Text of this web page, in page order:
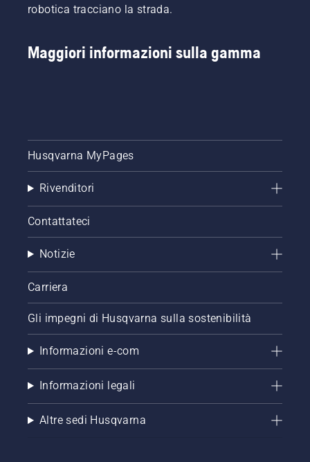
robotica tracciano la strada.
Maggiori informazioni sulla gamma
Husqvarna MyPages
Rivenditori
Contattateci
Notizie
Carriera
Gli impegni di Husqvarna sulla sostenibilità
Informazioni e-com
Informazioni legali
Altre sedi Husqvarna